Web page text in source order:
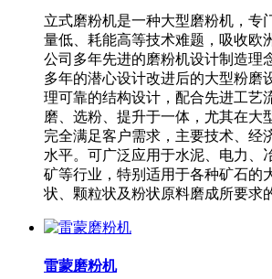
立式磨粉机是一种大型磨粉机，专
量低、耗能高等技术难题，吸收欧
公司多年先进的磨粉机设计制造理
多年的潜心设计改进后的大型粉磨
理可靠的结构设计，配合先进工艺
磨、选粉、提升于一体，尤其在大
完全满足客户需求，主要技术、经
水平。可广泛应用于水泥、电力、
矿等行业，特别适用于各种矿石的
状、颗粒状及粉状原料磨成所要求
雷蒙磨粉机